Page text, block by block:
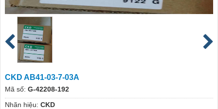
CKD AB41-03-7-03A
Mã số: G-42208-192
Nhãn hiệu: CKD